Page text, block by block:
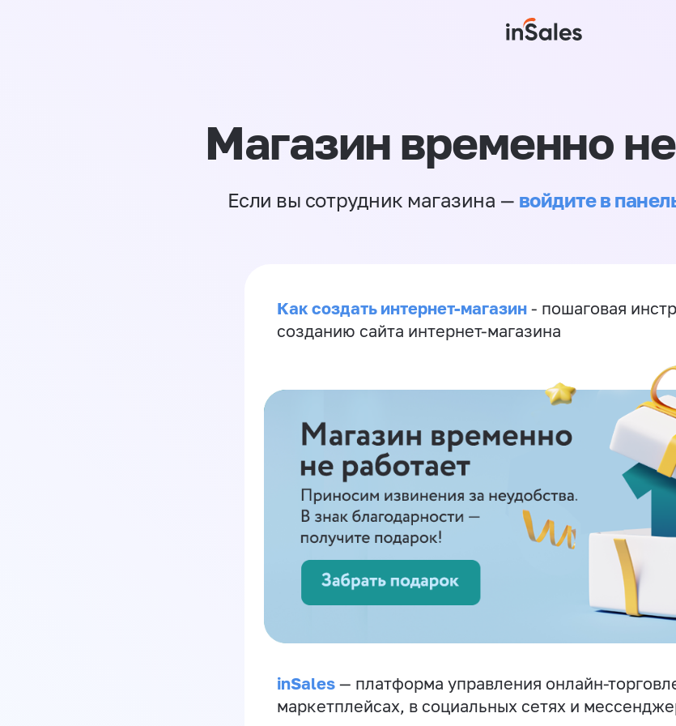
Магазин временно
Если вы сотрудник магазина — войдите в
Как создать интернет-магазин - пошаговая
созданию сайта интернет-магазина
inSales — платформа управления онлайн-
маркетплейсах, в социальных сетях и